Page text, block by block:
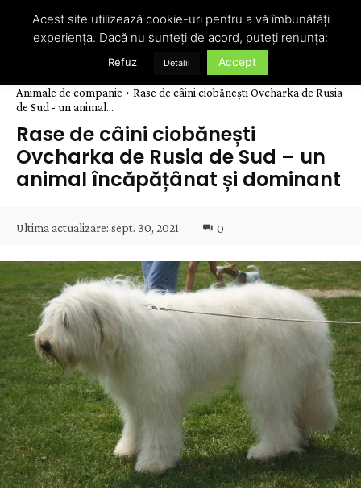
Animale de companie
Rase de câini ciobănești Ovcharka de Rusia
de Sud - un animal...
Rase de câini ciobănești
Ovcharka de Rusia de Sud – un
animal încăpățânat și dominant
Ultima actualizare: sept. 30, 2021 0
Acest site utilizează cookie-uri pentru a vă îmbunătăți
experiența. Dacă nu sunteți de acord, puteți renunța:
Refuz Detalii Accept